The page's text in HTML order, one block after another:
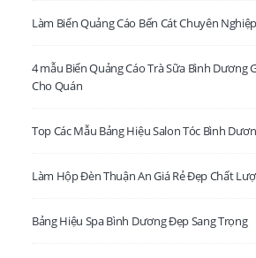
Làm Biển Quảng Cáo Bến Cát Chuyên
4 mẫu Biển Quảng Cáo Trà Sữa Bình Dương
Cho Quán
Top Các Mẫu Bảng Hiệu Salon Tóc Bình
Làm Hộp Đèn Thuận An Giá Rẻ Đẹp Chất
Bảng Hiệu Spa Bình Dương Đẹp Sang Trọng
Phone: 0931 505 030
LIÊN HỆ VỚI CHÚNG TÔI TẠI BÌNH DƯƠNG
Bình Dương
Phone:0931 505 030